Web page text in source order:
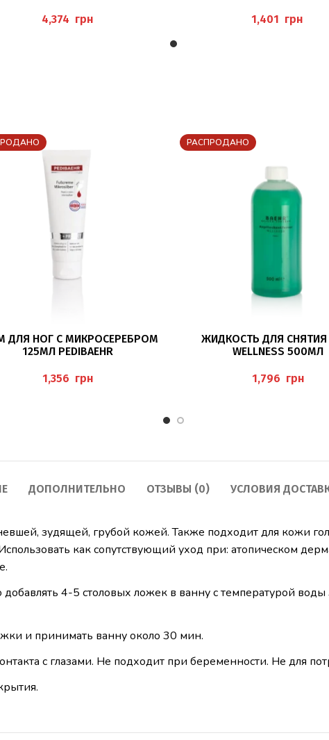
грн
грн
ПОДРОБНЕЕ
ДЛЯ НОГ С МИКРОСЕРЕБРОМ
125МЛ PEDIBAEHR
грн
РАСПРОДАНО
ПОДРОБНЕЕ
ЖИДКОСТЬ ДЛЯ СНЯТИЯ
WELLNESS 500МЛ
BAEHRгрн
ДОПОЛНИТЕЛЬНО ОТЗЫВЫ (0) УСЛОВИЯ
зудящей, грубой кожей. Также подходит для кожи
как сопутствующий уход при: атопическом
4-5 столовых ложек в ванну с температурой
и принимать ванну около 30 мин.
с глазами. Не подходит при беременности. Не для